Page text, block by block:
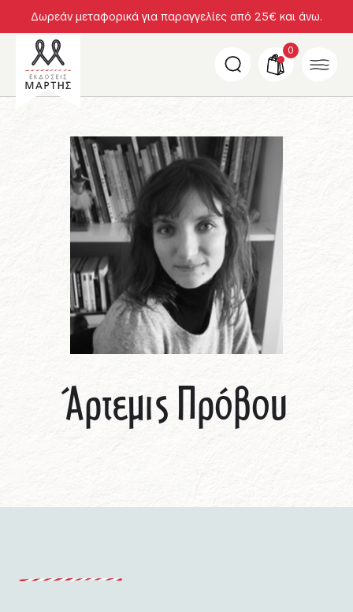
Δωρεάν μεταφορικά για παραγγελίες από 25€ και άνω.
0
Άρτεμις Πρόβου